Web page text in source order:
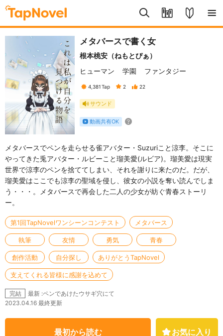
メタバースで書く女
根本桃安（ねもとぴぁ）
ヒューマン
学園 ファンタジー
4,381Tap 2 22
サウンド
動画共有OK
メタバースでペンを走らせる雀アバター・Suzuriこと涼李。そこに
やってきた兎アバター・ルビーこと瑠美愛(ルビア)。瑠美愛は現実
世界で涼李のペンを捨ててしまい、それを謝りに来たのだ。だが、
瑠美愛はここでも涼李の聖域を侵し、彼女の小説を奪い読んでしま
う・・・。メタバースで再会した二人の少女が紡ぐ青春ストーリ
ー。
第1回TapNovelワンシーンコンテスト メタバース
執筆 友情 勇気 青春
創作活動 自分探し ありがとうTapNovel
支えてくれる皆様に感謝を込めて
完結
最新 :ペンであけたウサギ穴にて
2023.04.16 最終更新
最初から読む お気に入り